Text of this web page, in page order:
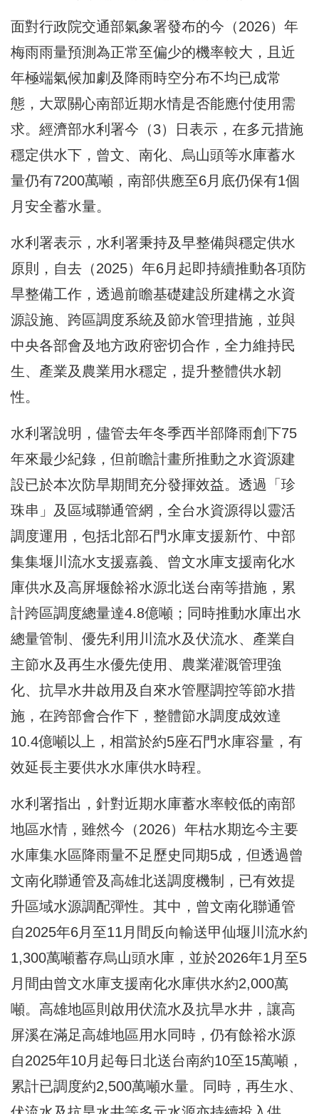
面對行政院交通部氣象署發布的今（2026）年
梅雨雨量預測為正常至偏少的機率較大，且近
年極端氣候加劇及降雨時空分布不均已成常
態，大眾關心南部近期水情是否能應付使用需
求。經濟部水利署今（3）日表示，在多元措施
穩定供水下，曾文、南化、烏山頭等水庫蓄水
量仍有7200萬噸，南部供應至6月底仍保有1個
月安全蓄水量。
水利署表示，水利署秉持及早整備與穩定供水
原則，自去（2025）年6月起即持續推動各項防
旱整備工作，透過前瞻基礎建設所建構之水資
源設施、跨區調度系統及節水管理措施，並與
中央各部會及地方政府密切合作，全力維持民
生、產業及農業用水穩定，提升整體供水韌
性。
水利署說明，儘管去年冬季西半部降雨創下75
年來最少紀錄，但前瞻計畫所推動之水資源建
設已於本次防旱期間充分發揮效益。透過「珍
珠串」及區域聯通管網，全台水資源得以靈活
調度運用，包括北部石門水庫支援新竹、中部
集集堰川流水支援嘉義、曾文水庫支援南化水
庫供水及高屏堰餘裕水源北送台南等措施，累
計跨區調度總量達4.8億噸；同時推動水庫出水
總量管制、優先利用川流水及伏流水、產業自
主節水及再生水優先使用、農業灌溉管理強
化、抗旱水井啟用及自來水管壓調控等節水措
施，在跨部會合作下，整體節水調度成效達
10.4億噸以上，相當於約5座石門水庫容量，有
效延長主要供水水庫供水時程。
水利署指出，針對近期水庫蓄水率較低的南部
地區水情，雖然今（2026）年枯水期迄今主要
水庫集水區降雨量不足歷史同期5成，但透過曾
文南化聯通管及高雄北送調度機制，已有效提
升區域水源調配彈性。其中，曾文南化聯通管
自2025年6月至11月間反向輸送甲仙堰川流水約
1,300萬噸蓄存烏山頭水庫，並於2026年1月至5
月間由曾文水庫支援南化水庫供水約2,000萬
噸。高雄地區則啟用伏流水及抗旱水井，讓高
屏溪在滿足高雄地區用水同時，仍有餘裕水源
自2025年10月起每日北送台南約10至15萬噸，
累計已調度約2,500萬噸水量。同時，再生水、